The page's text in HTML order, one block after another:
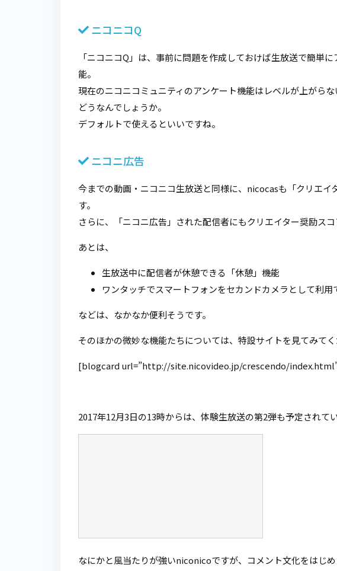
ニコニコQ
「ニコニコQ」は、事前に問題を作成しておけば生放送で簡単
能。
現在のニコニコミュニティのアンケート機能はレベルが上がら
どうなんでしょうか。
デフォルトで使えるといいですね。
ニコニ広告
今までの動画・ニコニコ生放送と同様に、nicocasも「クリエイ
す。
さらに、「ニコニ広告」された配信者にもクリエイター奨励ス
あとは、
生放送中に配信者が休憩できる「休憩」機能
ワンタッチでスマートフォンをセカンドカメラとして利
などは、なかなか便利そうです。
そのほかの微妙な機能たちについては、特設サイトを見てみてく
[blogcard url=”http://site.nicovideo.jp/crescendo/
2017年12月3日の13時からは、体験生放送の第2弾も予定されてい
なにかと風当たりが強いniconicoですが、コメント文化をはじ